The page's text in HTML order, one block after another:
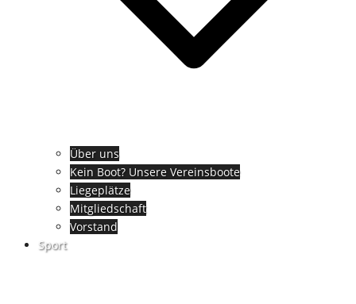
Über uns
Kein Boot? Unsere Vereinsboote
Liegeplätze
Mitgliedschaft
Vorstand
Sport